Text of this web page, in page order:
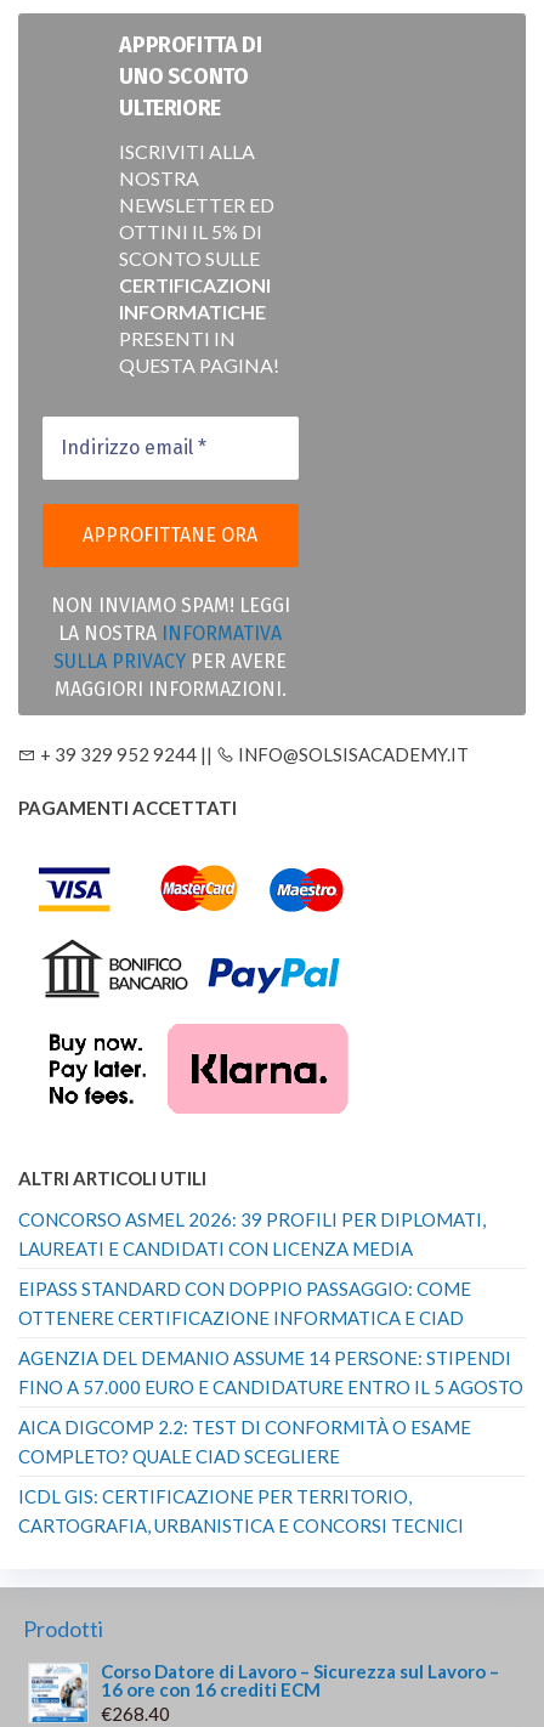
APPROFITTA DI
UNO SCONTO
ULTERIORE
ISCRIVITI ALLA
NOSTRA
NEWSLETTER ED
OTTINI IL 5% DI
SCONTO SULLE
CERTIFICAZIONI
INFORMATICHE
PRESENTI IN
QUESTA PAGINA!
NON INVIAMO SPAM! LEGGI
LA NOSTRA
INFORMATIVA
SULLA PRIVACY PER AVERE
MAGGIORI INFORMAZIONI.
+ 39 329 952 9244 || INFO@SOLSISACADEMY.IT
PAGAMENTI ACCETTATI
ALTRI ARTICOLI UTILI
CONCORSO ASMEL 2026: 39 PROFILI PER DIPLOMATI,
LAUREATI E CANDIDATI CON LICENZA MEDIA
EIPASS STANDARD CON DOPPIO PASSAGGIO: COME
OTTENERE CERTIFICAZIONE INFORMATICA E CIAD
AGENZIA DEL DEMANIO ASSUME 14 PERSONE: STIPENDI
FINO A 57.000 EURO E CANDIDATURE ENTRO IL 5 AGOSTO
AICA DIGCOMP 2.2: TEST DI CONFORMITÀ O ESAME
COMPLETO? QUALE CIAD SCEGLIERE
ICDL GIS: CERTIFICAZIONE PER TERRITORIO,
CARTOGRAFIA, URBANISTICA E CONCORSI TECNICI
Prodotti
Corso Datore di Lavoro – Sicurezza sul Lavoro –
16 ore con 16 crediti ECM
€268.40